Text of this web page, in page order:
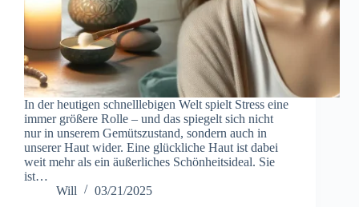
In der heutigen schnelllebigen Welt spielt Stress eine
immer größere Rolle – und das spiegelt sich nicht
nur in unserem Gemütszustand, sondern auch in
unserer Haut wider. Eine glückliche Haut ist dabei
weit mehr als ein äußerliches Schönheitsideal. Sie
ist…
Will
03/21/2025